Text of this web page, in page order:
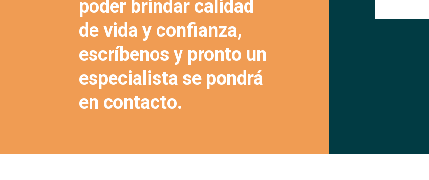
poder brindar calidad
de vida y confianza,
escríbenos y pronto un
especialista se pondrá
en contacto.